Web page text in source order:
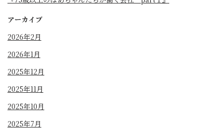
アーカイブ
2026年2月
2026年1月
2025年12月
2025年11月
2025年10月
2025年7月